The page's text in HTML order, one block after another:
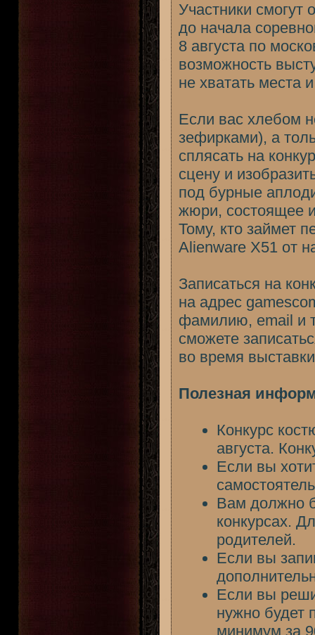
Участники смогут
до начала
8 августа по
возможность
не хватать места
Если вас хлебом
зефирками), а
сплясать на
сцену и
под бурные
жюри, состоящее
Тому, кто займет
Alienware X51 от
Записаться на
на адрес
фамилию, email и
сможете
во время
Полезная
Конкурс
августа.
Если вы
Вам должно
конкурсах.
родителей.
Если вы
Если вы
нужно будет
минимум за